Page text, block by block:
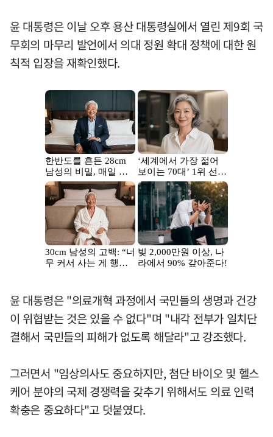
윤 대통령은 이날 오후 용산 대통령실에서 열린 제9회 국
무회의 마무리 발언에서 의대 정원 확대 정책에 대한 원
칙적 입장을 재확인했다.
윤 대통령은 "의료개혁 과정에서 국민들의 생명과 건강
이 위협받는 것은 있을 수 없다"며 "내각 전부가 일치단
결해서 국민들의 피해가 없도록 해달라"고 강조했다.
그러면서 "임상의사도 중요하지만, 첨단 바이오 및 헬스
케어 분야의 국제 경쟁력을 갖추기 위해서도 의료 인력
확충은 중요하다"고 덧붙였다.